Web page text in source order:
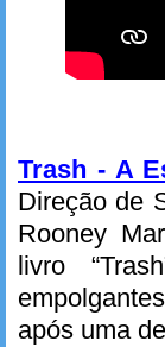
Trash - A
Direção de
Rooney
livro
após uma